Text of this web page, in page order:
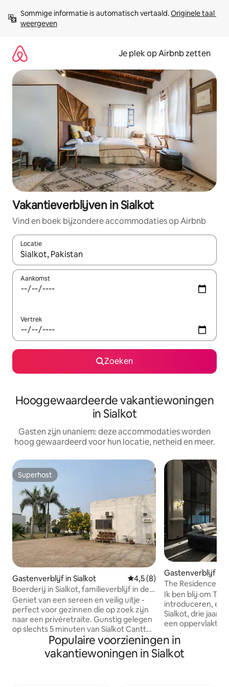
direct
naar
Sommige informatie is automatisch vertaald. Originele taal
weergeven
Je plek op Airbnb zetten
Vakantieverblijven in Sialkot
Vind en boek bijzondere accommodaties op Airbnb
Locatie
Wanneer er resultaten beschikbaar zijn, maak je een keuze
Aankomst
Vertrek
Zoeken
Hooggewaardeerde vakantiewoningen
in Sialkot
Gasten zijn unaniem: deze accommodaties worden
hoog gewaardeerd voor hun locatie, netheid en meer.
Superhost
Superhost
Gastenverblijf in Sialkot Gemiddelde beoordeling
4,5 (8)
Boerderij in Sialkot, familieverblijf in de
buurt van Cantt
Geniet van een sereen en veilig uitje -
perfect voor gezinnen die op zoek zijn
naar een privéretraite. Gunstig gelegen
op slechts 5 minuten van Sialkot Cantt
en op slechts 7 minuten van populaire
plekken zoals McDonald's en Domino's,
biedt deze accommodatie zowel
Gastenverblijf in
Kalar
The Residence at
Ik ben blij om The
introduceren,
Sialkot, drie jaar
een oppervlakte
meter en
buitenzwembad
bamboedek.
Populaire voorzieningen in
vakantiewoningen in Sialkot